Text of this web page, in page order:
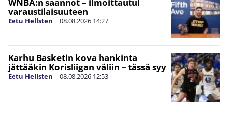
varaustilaisuuteen
Eetu Hellsten | 08.08.2026 14:27
Karhu Basketin kova hankinta
jättääkin Korisliigan väliin – tässä syy
Eetu Hellsten | 08.08.2026 12:53